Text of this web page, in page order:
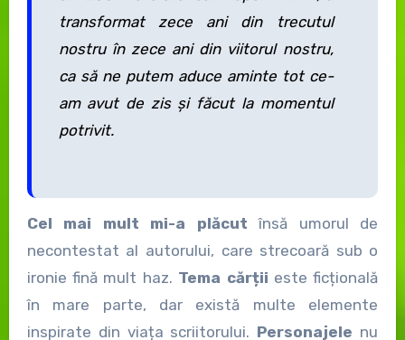
transformat zece ani din trecutul
nostru în zece ani din viitorul nostru,
ca să ne putem aduce aminte tot ce-
am avut de zis și făcut la momentul
potrivit.
Cel mai mult mi-a plăcut însă umorul de
necontestat al autorului, care strecoară sub o
ironie fină mult haz. Tema cărții este ficțională
în mare parte, dar există multe elemente
inspirate din viața scriitorului. Personajele nu